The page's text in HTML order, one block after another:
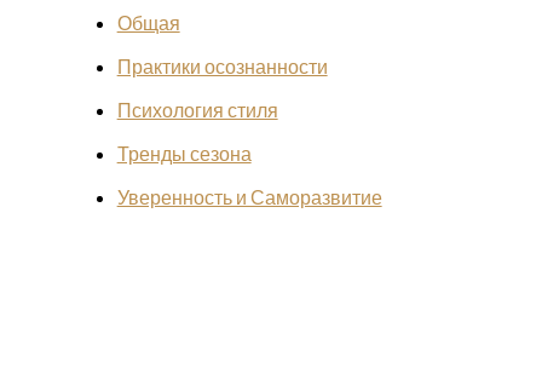
Общая
Практики осознанности
Психология стиля
Тренды сезона
Уверенность и Саморазвитие